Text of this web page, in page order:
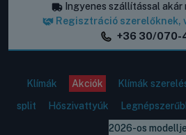
Ingyenes szállítással akár
Regisztráció szerelőknek,
+36 30/070-
Klímák Akciók Klímák
split
Hőszivattyúk
2026-os